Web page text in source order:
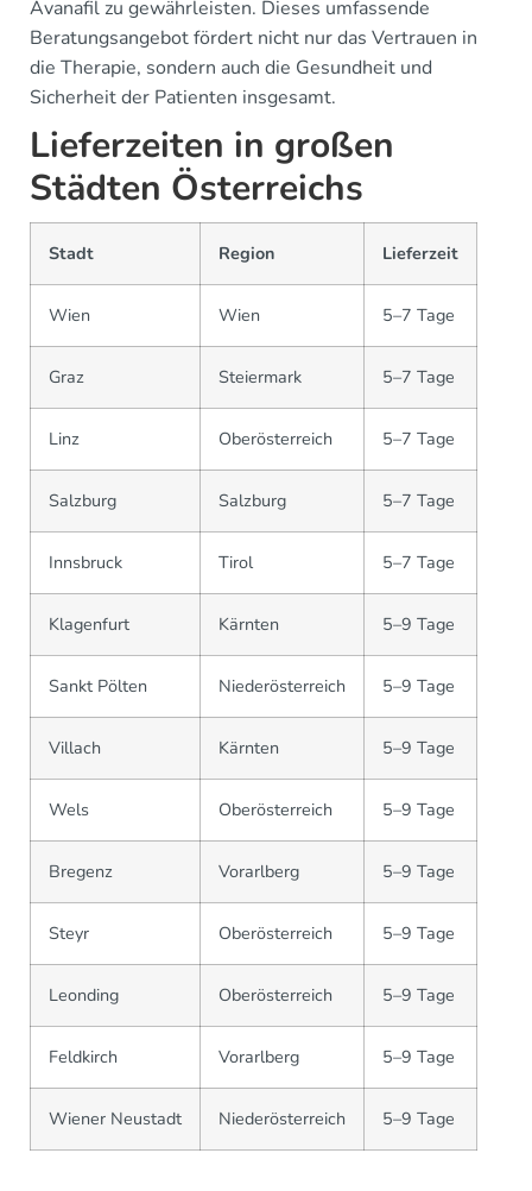
Avanafil zu gewährleisten. Dieses umfassende
Beratungsangebot fördert nicht nur das Vertrauen in
die Therapie, sondern auch die Gesundheit und
Sicherheit der Patienten insgesamt.
Lieferzeiten in großen
Städten Österreichs
Stadt Region Lieferzeit
Wien Wien 5–7 Tage
Graz Steiermark 5–7 Tage
Linz Oberösterreich 5–7 Tage
Salzburg Salzburg 5–7 Tage
Innsbruck Tirol 5–7 Tage
Klagenfurt Kärnten 5–9 Tage
Sankt Pölten Niederösterreich 5–9 Tage
Villach Kärnten 5–9 Tage
Wels Oberösterreich 5–9 Tage
Bregenz Vorarlberg 5–9 Tage
Steyr Oberösterreich 5–9 Tage
Leonding Oberösterreich 5–9 Tage
Feldkirch Vorarlberg 5–9 Tage
Wiener Neustadt Niederösterreich 5–9 Tage